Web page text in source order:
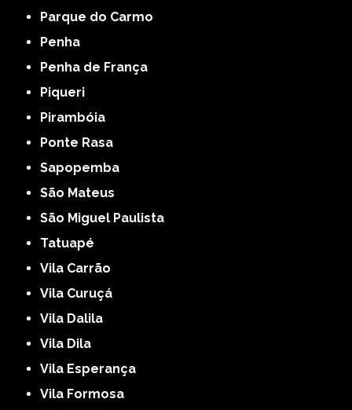
Parque do Carmo
Penha
Penha de França
Piqueri
Pirambóia
Ponte Rasa
Sapopemba
São Mateus
São Miguel Paulista
Tatuapé
Vila Carrão
Vila Curuçá
Vila Dalila
Vila Dila
Vila Esperança
Vila Formosa